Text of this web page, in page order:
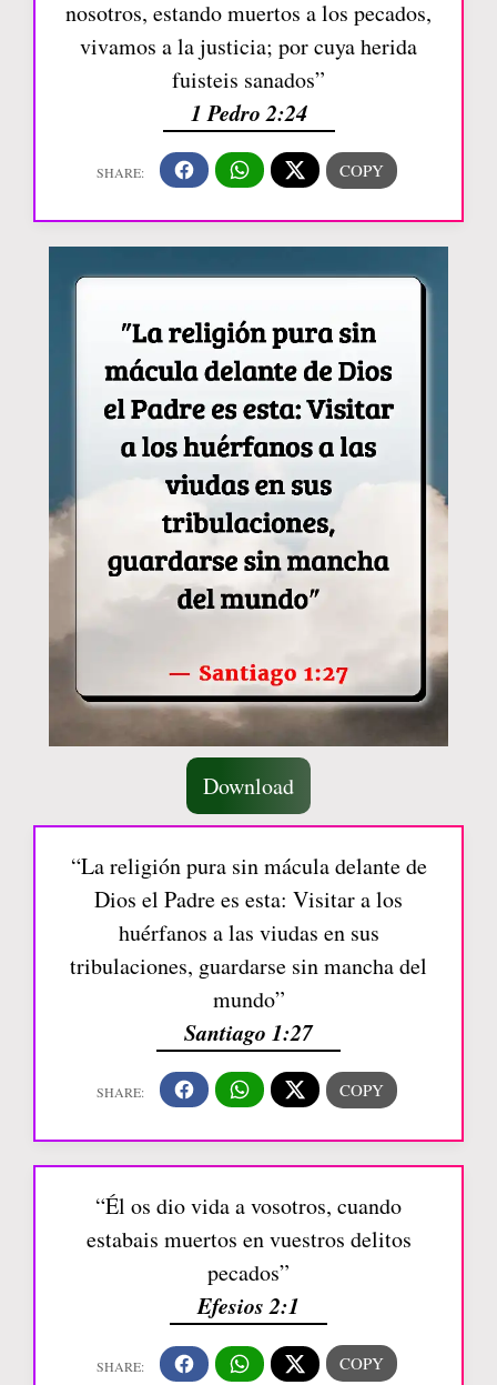
nosotros, estando muertos a los pecados,
vivamos a la justicia; por cuya herida
fuisteis sanados”
1 Pedro 2:24
Download
“La religión pura sin mácula delante de
Dios el Padre es esta: Visitar a los
huérfanos a las viudas en sus
tribulaciones, guardarse sin mancha del
mundo”
Santiago 1:27
“Él os dio vida a vosotros, cuando
estabais muertos en vuestros delitos
pecados”
Efesios 2:1